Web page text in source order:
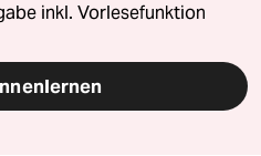
inkl. Vorlesefunktion